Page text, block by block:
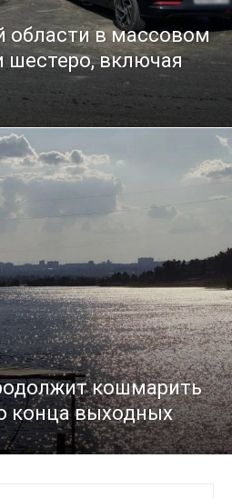
области в массовом
включая
кошмарить
конца выходных